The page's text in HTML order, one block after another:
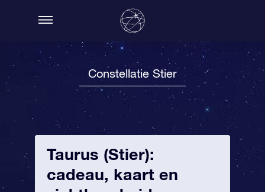
Constellatie Stier
Taurus (Stier):
cadeau, kaart en